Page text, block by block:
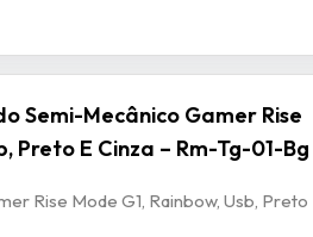
Semi-Mecânico Gamer Rise
Preto E Cinza – Rm-Tg-01-Bg
Rise Mode G1, Rainbow, Usb, Preto